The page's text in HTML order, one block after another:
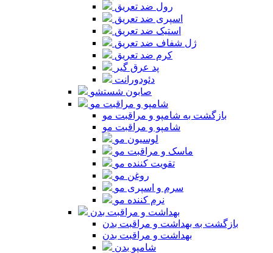
رول ضد تعریق
اسپری ضد تعریق
استیک ضد تعریق
ژل شفاف ضد تعریق
کرم ضد تعریق
پد عرق گیر
دئودورانت
صابون شستشو
شامپو و مراقبت مو
بازگشت به شامپو و مراقبت مو
شامپو و مراقبت مو
لوسیون مو
ماسک و مراقبت مو
تقویت کننده مو
روغن مو
سرم و اسپری مو
نرم کننده مو
بهداشت و مراقبت بدن
بازگشت به بهداشت و مراقبت بدن
بهداشت و مراقبت بدن
شامپو بدن